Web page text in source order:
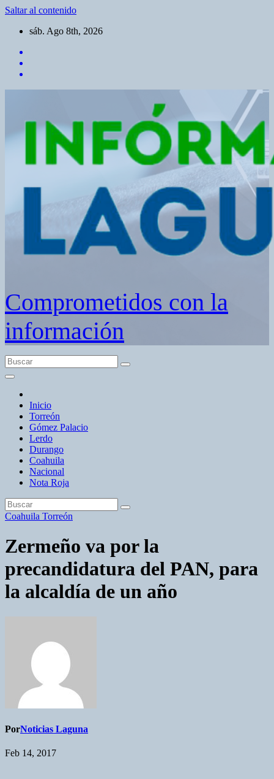
Saltar al contenido
sáb. Ago 8th, 2026
Comprometidos con la
información
Inicio
Torreón
Gómez Palacio
Lerdo
Durango
Coahuila
Nacional
Nota Roja
Coahuila Torreón
Zermeño va por la
precandidatura del PAN, para
la alcaldía de un año
PorNoticias Laguna
Feb 14, 2017